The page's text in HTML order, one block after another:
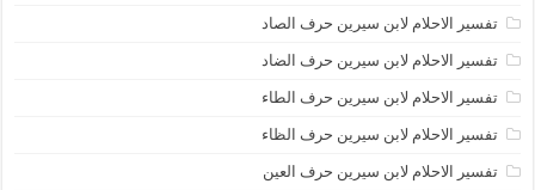
تفسير الاحلام لابن سيرين حرف الصاد
تفسير الاحلام لابن سيرين حرف الضاد
تفسير الاحلام لابن سيرين حرف الطاء
تفسير الاحلام لابن سيرين حرف الظاء
تفسير الاحلام لابن سيرين حرف العين